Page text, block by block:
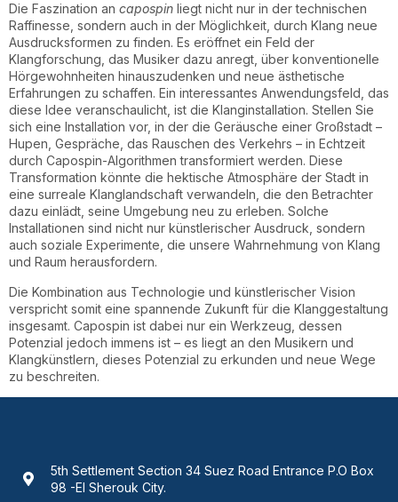
Die Faszination an capospin liegt nicht nur in der technischen
Raffinesse, sondern auch in der Möglichkeit, durch Klang neue
Ausdrucksformen zu finden. Es eröffnet ein Feld der
Klangforschung, das Musiker dazu anregt, über konventionelle
Hörgewohnheiten hinauszudenken und neue ästhetische
Erfahrungen zu schaffen. Ein interessantes Anwendungsfeld, das
diese Idee veranschaulicht, ist die Klanginstallation. Stellen Sie
sich eine Installation vor, in der die Geräusche einer Großstadt –
Hupen, Gespräche, das Rauschen des Verkehrs – in Echtzeit
durch Capospin-Algorithmen transformiert werden. Diese
Transformation könnte die hektische Atmosphäre der Stadt in
eine surreale Klanglandschaft verwandeln, die den Betrachter
dazu einlädt, seine Umgebung neu zu erleben. Solche
Installationen sind nicht nur künstlerischer Ausdruck, sondern
auch soziale Experimente, die unsere Wahrnehmung von Klang
und Raum herausfordern.
Die Kombination aus Technologie und künstlerischer Vision
verspricht somit eine spannende Zukunft für die Klanggestaltung
insgesamt. Capospin ist dabei nur ein Werkzeug, dessen
Potenzial jedoch immens ist – es liegt an den Musikern und
Klangkünstlern, dieses Potenzial zu erkunden und neue Wege
zu beschreiten.
5th Settlement Section 34 Suez Road Entrance P.O Box
98 -El Sherouk City.